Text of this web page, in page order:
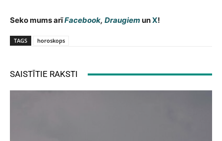
Seko mums arīFacebook, Draugiem unX!
TAGS horoskops
SAISTĪTIE RAKSTI